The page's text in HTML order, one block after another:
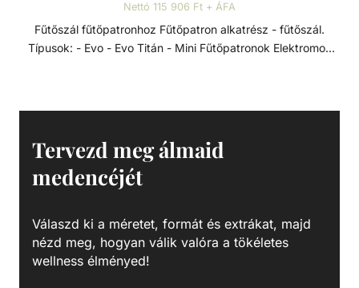
Nettó 115 906 Ft + ÁFA
Fűtőszál fűtőpatronhoz Fűtőpatron alkatrész - fűtőszál.
Típusok: - Evo - Evo Titán - Mini Fűtőpatronok Elektromos
fűtőrudakkal, rendkívül sokoldalúan alkalmazhatók -
úszómedencék, pezsgőfürdők és hasonló létesítmények
Tervezd meg álmaid
medencéjét
Válaszd ki a méretet, formát és extrákat, majd
nézd meg, hogyan válik valóra a tökéletes
wellness élményed!